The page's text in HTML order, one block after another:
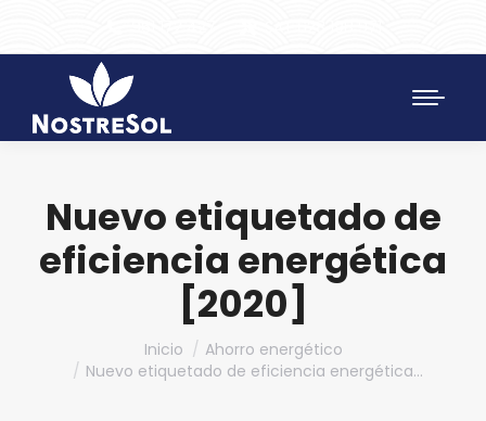
Nuevo etiquetado de
eficiencia energética
[2020]
Inicio
Ahorro energético
Nuevo etiquetado de eficiencia energética…